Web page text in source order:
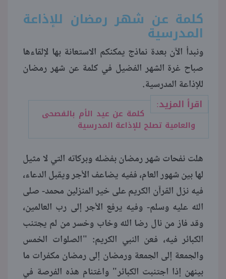
كلمة عن شهر رمضان للإذاعة
المدرسية
ونبدأ الآن بعدة نماذج يمكنكم الاستعانة بها لإلقاءها
صباح غرة الشهر الفضيل في كلمة عن شهر رمضان
للإذاعة المدرسية.
اقرأ المزيد:
كلمة عن عيد الأم بالفصحى
والعامية تصلح للإذاعة المدرسية
هلت نفحات شهر رمضان بفضله وبركاته التي لا مثيل
لها بين شهور العام، ففيه يضاعف الأجر ويقبل الدعاء،
فيه نزل القرآن الكريم على خير المنزلين محمد- صلى
الله عليه وسلم- وفيه يرفع الأجر إلى رب العالمين،
وقد فاز من نال رضا الله وخاب وخسر من لم يجتنب
الكبائر فيه، فعن النبي الكريم: "الصلوات الخمس
والجمعة إلى الجمعة ورمضان إلى رمضان مكفرات ما
بينهن إذا اجتنبت الكبائر" واغتنام هذه الفرصة في